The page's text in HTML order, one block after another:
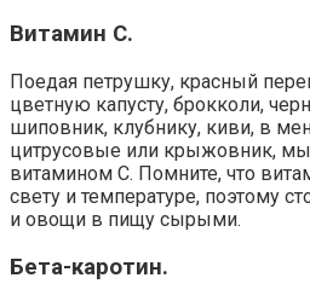
Витамин C.
Поедая петрушку, красный
цветную капусту, брокколи,
шиповник, клубнику, киви, в
цитрусовые или крыжовник,
витамином С. Помните, что
свету и температуре, поэтому
и овощи в пищу сырыми.
Бета-каротин.